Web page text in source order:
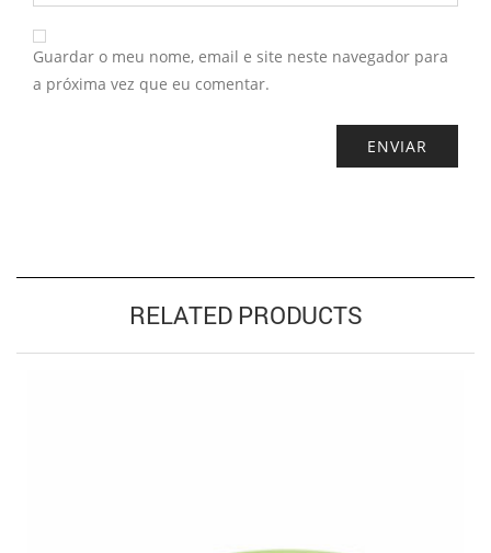
Guardar o meu nome, email e site neste navegador para
a próxima vez que eu comentar.
RELATED PRODUCTS